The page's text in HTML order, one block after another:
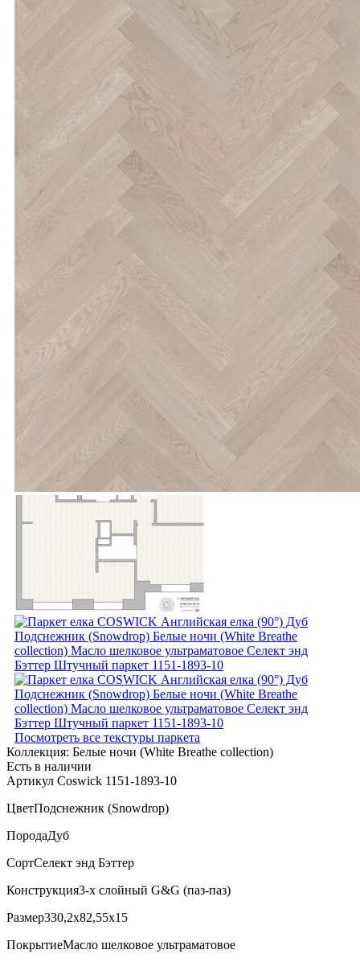
Посмотреть все текстуры паркета
Коллекция: Белые ночи (White Breathe collection)
Есть в наличии
Артикул Coswick 1151-1893-10
ЦветПодснежник (Snowdrop)
ПородаДуб
СортСелект энд Бэттер
Конструкция3-х слойный G&G (паз-паз)
Размер330,2x82,55x15
ПокрытиеМасло шелковое ультраматовое